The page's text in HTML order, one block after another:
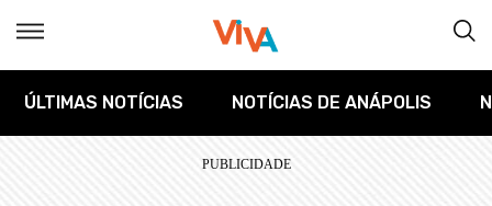
ÚLTIMAS NOTÍCIAS NOTÍCIAS DE ANÁPOLIS